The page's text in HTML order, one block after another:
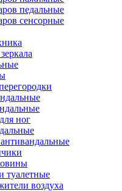
педальные
сенсорные
ног
туалетные
воздуха